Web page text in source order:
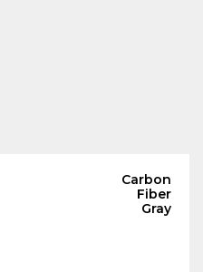
Carbon
Fiber
Gray